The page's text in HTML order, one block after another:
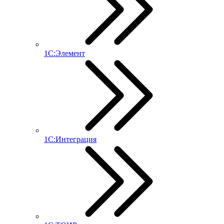
1С:Элемент
1С:Интеграция